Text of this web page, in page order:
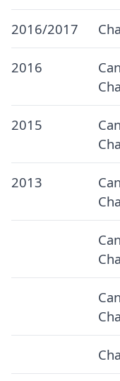
2016/2017
2016
2015
2013